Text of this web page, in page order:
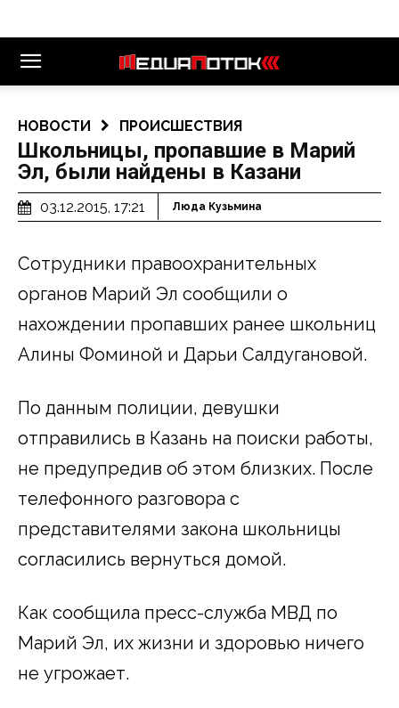
НОВОСТИ ПРОИСШЕСТВИЯ
Школьницы, пропавшие в Марий
Эл, были найдены в Казани
03.12.2015, 17:21 Люда Кузьмина
Сотрудники правоохранительных
органов Марий Эл сообщили о
нахождении пропавших ранее школьниц
Алины Фоминой и Дарьи Салдугановой.
По данным полиции, девушки
отправились в Казань на поиски работы,
не предупредив об этом близких. После
телефонного разговора с
представителями закона школьницы
согласились вернуться домой.
Как сообщила пресс-служба МВД по
Марий Эл, их жизни и здоровью ничего
не угрожает.